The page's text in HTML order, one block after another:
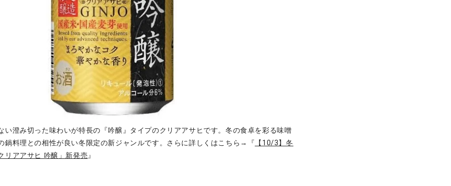
い澄み切った味わいが特長の『吟醸』タイプのクリアアサヒです。冬の食卓を彩る味噌
鍋料理との相性が良い冬限定の新ジャンルです。さらに詳しくはこちら→『 【10/3】冬
リアアサヒ 吟醸」新発売 』